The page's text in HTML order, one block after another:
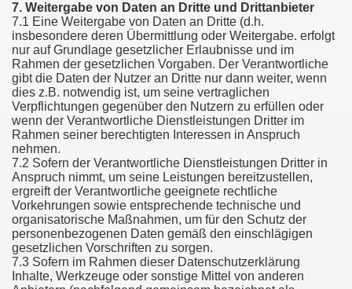
7. Weitergabe von Daten an Dritte und Drittanbieter
7.1 Eine Weitergabe von Daten an Dritte (d.h.
insbesondere deren Übermittlung oder Weitergabe. erfolgt
nur auf Grundlage gesetzlicher Erlaubnisse und im
Rahmen der gesetzlichen Vorgaben. Der Verantwortliche
gibt die Daten der Nutzer an Dritte nur dann weiter, wenn
dies z.B. notwendig ist, um seine vertraglichen
Verpflichtungen gegenüber den Nutzern zu erfüllen oder
wenn der Verantwortliche Dienstleistungen Dritter im
Rahmen seiner berechtigten Interessen in Anspruch
nehmen.
7.2 Sofern der Verantwortliche Dienstleistungen Dritter in
Anspruch nimmt, um seine Leistungen bereitzustellen,
ergreift der Verantwortliche geeignete rechtliche
Vorkehrungen sowie entsprechende technische und
organisatorische Maßnahmen, um für den Schutz der
personenbezogenen Daten gemäß den einschlägigen
gesetzlichen Vorschriften zu sorgen.
7.3 Sofern im Rahmen dieser Datenschutzerklärung
Inhalte, Werkzeuge oder sonstige Mittel von anderen